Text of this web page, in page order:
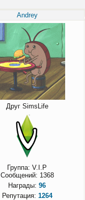
Andrey
Друг SimsLife
Группа: V.I.P
Сообщений: 1368
Награды: 96
Репутация: 1264